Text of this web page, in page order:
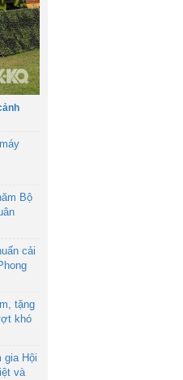
Bộ
cải
tặng
khó
gia Hội
và